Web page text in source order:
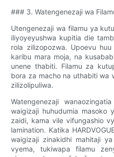
### 3. Watengenezaji wa
Utengenezaji wa filamu ya
iliyoyeyushwa kupitia die
rola zilizopozwa. Upoevu
karibu mara moja, na
unene thabiti. Filamu za
bora za macho na uthabiti wa
zilizolipuliwa.
Watengenezaji
waigizaji huhudumia masoko
zaidi, kama vile vifungashio
lamination. Katika
waigizaji zinakidhi mahitaji
vyema, tukiwapa filamu